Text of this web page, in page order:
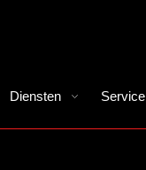
Diensten Service